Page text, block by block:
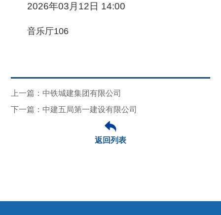
2026年03月12日 14:00
音乐厅106
上一篇：中铁城建集团有限公司
下一篇：中建五局第一建设有限公司
返回列表